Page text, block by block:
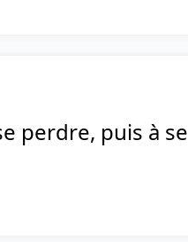
perdre, puis à se